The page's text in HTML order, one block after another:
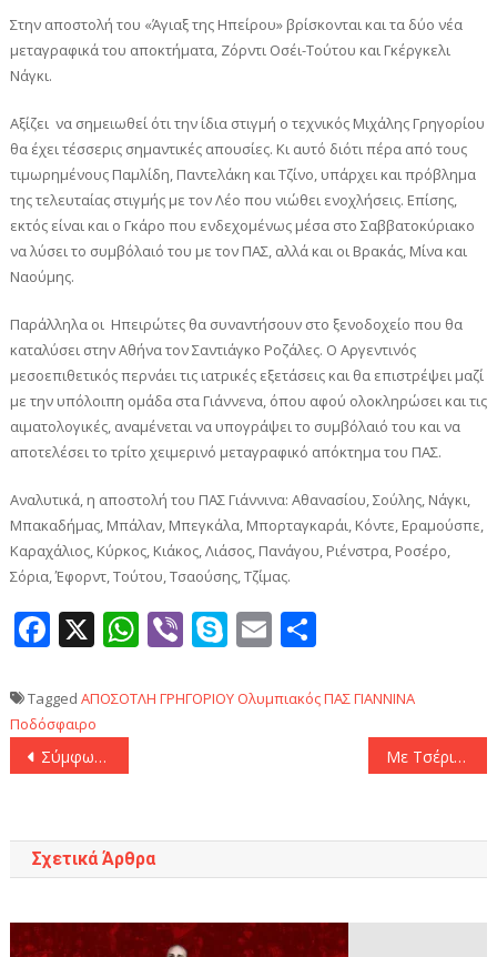
Στην αποστολή του «Άγιαξ της Ηπείρου» βρίσκονται και τα δύο νέα
μεταγραφικά του αποκτήματα, Ζόρντι Οσέι-Τούτου και Γκέργκελι
Νάγκι.
Αξίζει να σημειωθεί ότι την ίδια στιγμή ο τεχνικός Μιχάλης Γρηγορίου
θα έχει τέσσερις σημαντικές απουσίες. Κι αυτό διότι πέρα από τους
τιμωρημένους Παμλίδη, Παντελάκη και Τζίνο, υπάρχει και πρόβλημα
της τελευταίας στιγμής με τον Λέο που νιώθει ενοχλήσεις. Επίσης,
εκτός είναι και ο Γκάρο που ενδεχομένως μέσα στο Σαββατοκύριακο
να λύσει το συμβόλαιό του με τον ΠΑΣ, αλλά και οι Βρακάς, Μίνα και
Ναούμης.
Παράλληλα οι Ηπειρώτες θα συναντήσουν στο ξενοδοχείο που θα
καταλύσει στην Αθήνα τον Σαντιάγκο Ροζάλες. Ο Αργεντινός
μεσοεπιθετικός περνάει τις ιατρικές εξετάσεις και θα επιστρέψει μαζί
με την υπόλοιπη ομάδα στα Γιάννενα, όπου αφού ολοκληρώσει και τις
αιματολογικές, αναμένεται να υπογράψει το συμβόλαιό του και να
αποτελέσει το τρίτο χειμερινό μεταγραφικό απόκτημα του ΠΑΣ.
Αναλυτικά, η αποστολή του ΠΑΣ Γιάννινα: Αθανασίου, Σούλης, Νάγκι,
Μπακαδήμας, Μπάλαν, Μπεγκάλα, Μπορταγκαράι, Κόντε, Εραμούσπε,
Καραχάλιος, Κύρκος, Κιάκος, Λιάσος, Πανάγου, Ριένστρα, Ροσέρο,
Σόρια, Έφορντ, Τούτου, Τσαούσης, Τζίμας.
Facebook
X WhatsApp
ViberSkype
Email
Tagged ΑΠΟΣΟΤΛΗ ΓΡΗΓΟΡΙΟΥ ΟλυμπιακόςΠΑΣ ΓΙΑΝΝΙΝΑ
Ποδόσφαιρο
Πλοήγηση
Σύμφωνα με τους Ιταλούς: «Απέρριψε πρόταση του Ολυμπιακού ο Μπρέκαλο» Mε Τσέριν και Γερεμέγεφ ο Παναθηναϊκός στην Τούμπα
Σχετικά Άρθρα